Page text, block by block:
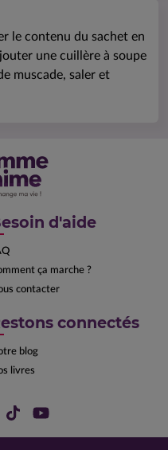
le contenu du sachet en
une cuillère à soupe
muscade, saler et
d'aide
ça marche ?
contacter
connectés
blog
livres